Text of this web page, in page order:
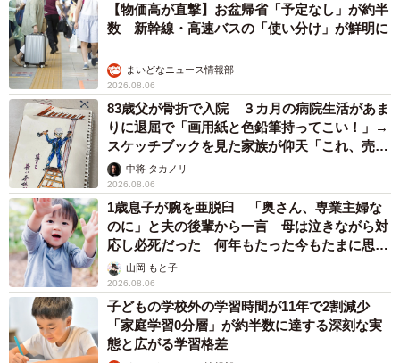
【物価高が直撃】お盆帰省「予定なし」が約半
数 新幹線・高速バスの「使い分け」が鮮明に
まいどなニュース情報部
2026.08.06
83歳父が骨折で入院 ３カ月の病院生活があま
りに退屈で「画用紙と色鉛筆持ってこい！」→
スケッチブックを見た家族が仰天「これ、売れ
ますよ…」
中将 タカノリ
2026.08.06
1歳息子が腕を亜脱臼 「奥さん、専業主婦な
のに」と夫の後輩から一言 母は泣きながら対
応し必死だった 何年もたった今もたまに思い
出し…山岡 もと子
2026.08.06
子どもの学校外の学習時間が11年で2割減少
「家庭学習0分層」が約半数に達する深刻な実
態と広がる学習格差